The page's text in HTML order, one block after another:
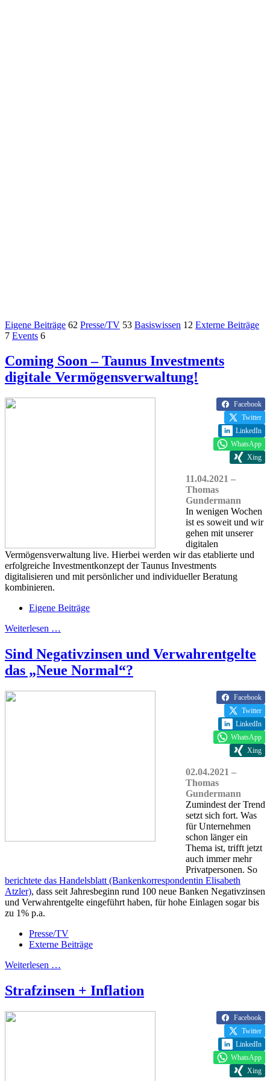
Eigene Beiträge 62 Presse/TV 53 Basiswissen 12 Externe Beiträge
7 Events 6
Coming Soon – Taunus Investments
digitale Vermögensverwaltung!
Facebook
Twitter
LinkedIn
WhatsApp
Xing
11.04.2021 –
Thomas
Gundermann
In wenigen Wochen
ist es soweit und wir
gehen mit unserer
digitalen
Vermögensverwaltung live. Hierbei werden wir das etablierte und
erfolgreiche Investmentkonzept der Taunus Investments
digitalisieren und mit persönlicher und individueller Beratung
kombinieren.
Eigene Beiträge
Weiterlesen …
Sind Negativzinsen und Verwahrentgelte
das „Neue Normal“?
Facebook
Twitter
LinkedIn
WhatsApp
Xing
02.04.2021 –
Thomas
Gundermann
Zumindest der Trend
setzt sich fort. Was
für Unternehmen
schon länger ein
Thema ist, trifft jetzt
auch immer mehr
Privatpersonen. So
berichtete das Handelsblatt (Bankenkorrespondentin Elisabeth
Atzler), dass seit Jahresbeginn rund 100 neue Banken Negativzinsen
und Verwahrentgelte eingeführt haben, für hohe Einlagen sogar bis
zu 1% p.a.
Presse/TV
Externe Beiträge
Weiterlesen …
Strafzinsen + Inflation
Facebook
Twitter
LinkedIn
WhatsApp
Xing